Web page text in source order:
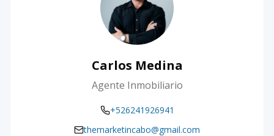
Carlos Medina
Agente Inmobiliario
+526241926941
themarketincabo@gmail.com